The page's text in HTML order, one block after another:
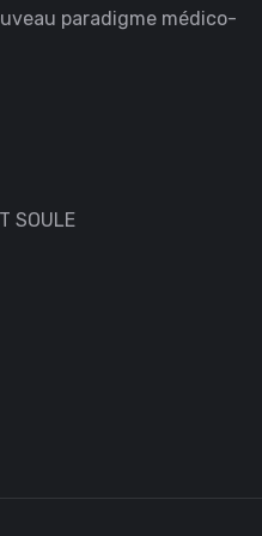
paradigme médico-
SOULE